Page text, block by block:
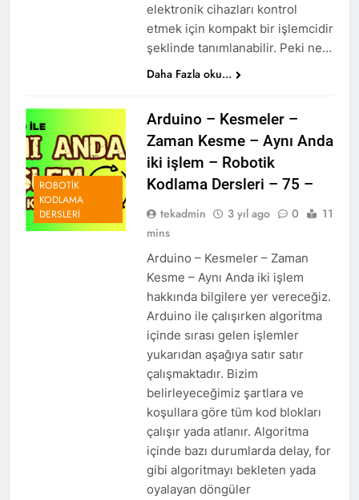
elektronik cihazları kontrol
etmek için kompakt bir işlemcidir
şeklinde tanımlanabilir. Peki ne…
Daha Fazla oku...
ROBOTIK
KODLAMA
DERSLERI
Arduino – Kesmeler –
Zaman Kesme – Aynı Anda
iki işlem – Robotik
Kodlama Dersleri – 75 –
tekadmin 3 yıl ago 0
11
mins
Arduino – Kesmeler – Zaman
Kesme – Aynı Anda iki işlem
hakkında bilgilere yer vereceğiz.
Arduino ile çalışırken algoritma
içinde sırası gelen işlemler
yukarıdan aşağıya satır satır
çalışmaktadır. Bizim
belirleyeceğimiz şartlara ve
koşullara göre tüm kod blokları
çalışır yada atlanır. Algoritma
içinde bazı durumlarda delay, for
gibi algoritmayı bekleten yada
oyalayan döngüler